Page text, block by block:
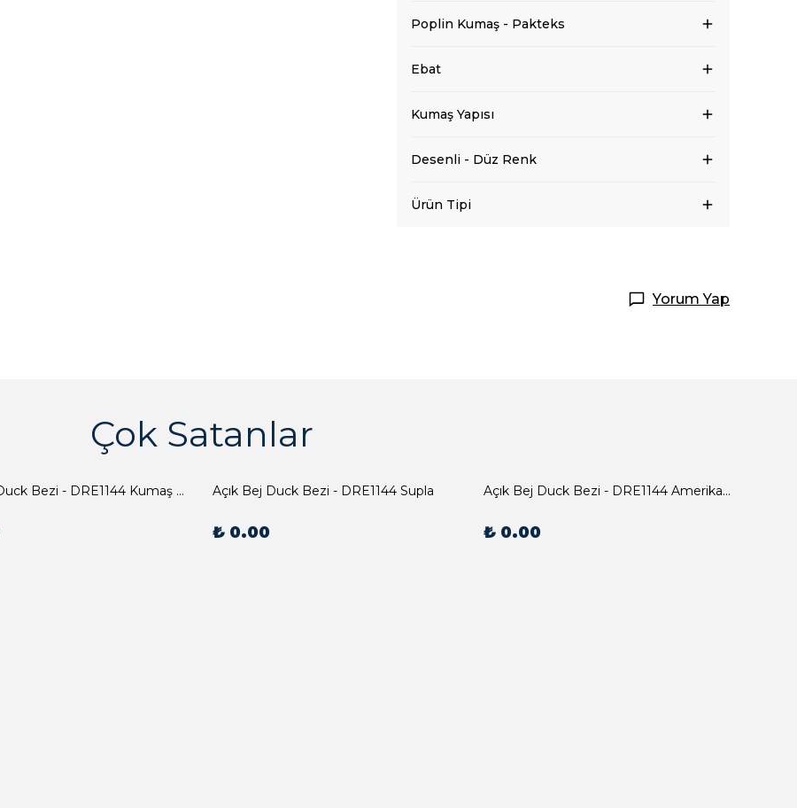
Poplin Kumaş - Pakteks
Ebat
Kumaş Yapısı
Desenli - Düz Renk
Ürün Tipi
Yorum Yap
Çok Satanlar
Açık Bej Duck Bezi - DRE1144 Kumaş Peçete Açık Bej Duck Bezi - DRE1144 Supla
₺ 0.00
Açık Bej Duck Bezi - DRE1144 Amerikan Servis
₺ 0.00